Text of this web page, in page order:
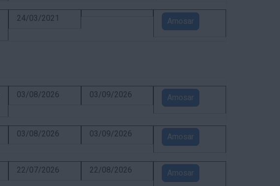
24/03/2021 Amosar
03/08/2026 03/09/2026 Amosar
03/08/2026 03/09/2026 Amosar
22/07/2026 22/08/2026 Amosar